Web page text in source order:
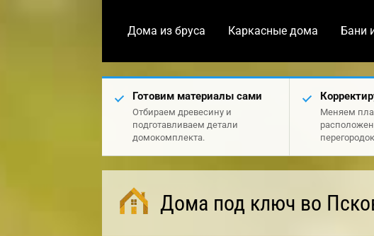
Дома из бруса Каркасные дома Бани
Готовим материалы сами
Отбираем древесину и
подготавливаем детали
домокомплекта.
Меняем
Дома под ключ во